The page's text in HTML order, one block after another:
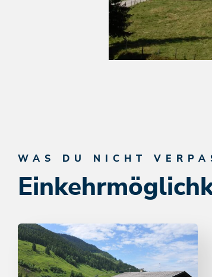
WAS DU NICHT